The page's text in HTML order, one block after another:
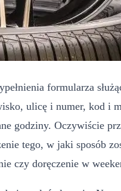
formularza
ulicę i numer, kod i
godziny. Oczywiście
tego, w jaki sposób
czy doręczenie w